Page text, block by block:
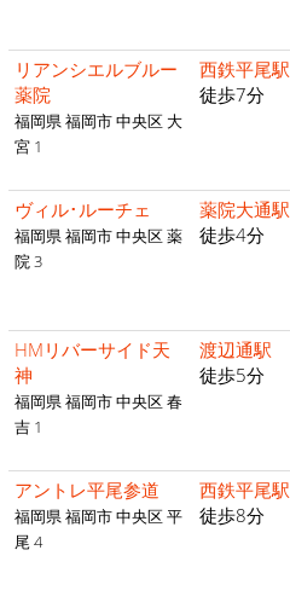
リアンシエルブルー
薬院
福岡県 福岡市 中央区 大
宮 1
西鉄平尾駅
徒歩7分
ヴィル･ルーチェ
福岡県 福岡市 中央区 薬
院 3
薬院大通駅
徒歩4分
HMリバーサイド天
神
福岡県 福岡市 中央区 春
吉 1
渡辺通駅
徒歩5分
アントレ平尾参道
福岡県 福岡市 中央区 平
尾 4
西鉄平尾駅
徒歩8分